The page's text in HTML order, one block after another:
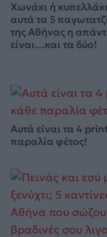
Χωνάκι ή
αυτά τα 5
της Αθήνας η
είναι…και τα δύο!
Αυτά είναι τα 4
παραλία φέτος!